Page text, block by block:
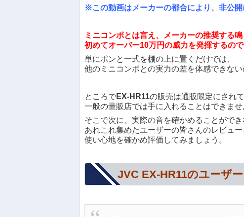
※この動画はメーカーの都合により、非公開
ミニコンポとは言え、メーカーの推奨する鳴
初めてオーバー10万円の威力を発揮するので
単にポンと一式を棚の上に置くだけでは、
他のミニコンポとの実力の差を体感できない
ところでEX-HR11の販売は通販限定にされて
一般の量販店では手に入れることはできませ
そこで次に、実際の音を確かめることができ
あれこれ集めたユーザーの皆さんのレビュー
使い心地を確かめ評価してみましょう。
JVC EX-HR11のユーザ